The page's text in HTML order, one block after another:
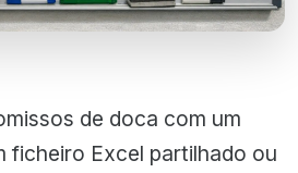
de doca com um
ficheiro Excel partilhado ou